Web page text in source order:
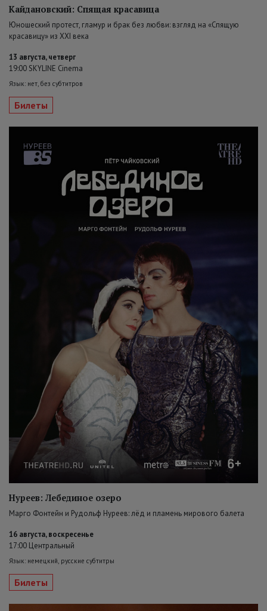
Кайдановский: Спящая красавица
Юношеский протест, гламур и брак без любви: взгляд на «Спящую
красавицу» из XXI века
13 августа, четверг
19:00 SKYLINE Cinema
Язык: нет, без субтитров
Билеты
Нуреев: Лебединое озеро
Марго Фонтейн и Рудольф Нуреев: лёд и пламень мирового балета
16 августа, воскресенье
17:00 Центральный
Язык: немецкий, русские субтитры
Билеты